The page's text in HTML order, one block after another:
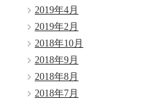
2019年4月
2019年2月
2018年10月
2018年9月
2018年8月
2018年7月